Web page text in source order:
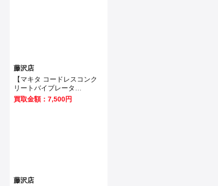
藤沢店
【マキタ コードレスコンク
リートバイブレータ
VR350DZ 】藤沢市のお客様
から買取させていただきまし
買取金額：7,500円
藤沢店